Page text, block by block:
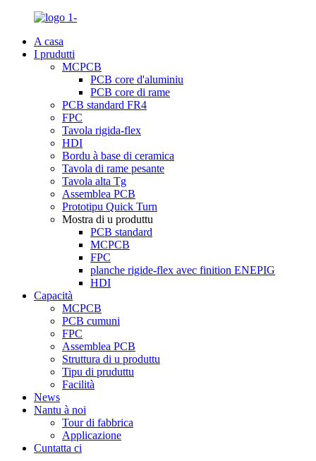
A casa
I prudutti
MCPCB
PCB core d'aluminiu
PCB core di rame
PCB standard FR4
FPC
Tavola rigida-flex
HDI
Bordu à base di ceramica
Tavola di rame pesante
Tavola alta Tg
Assemblea PCB
Prototipu Quick Turn
Mostra di u produttu
PCB standard
MCPCB
FPC
planche rigide-flex avec finition ENEPIG
HDI
Capacità
MCPCB
PCB cumuni
FPC
Assemblea PCB
Struttura di u produttu
Tipu di pruduttu
Facilità
News
Nantu à noi
Tour di fabbrica
Applicazione
Cuntatta ci